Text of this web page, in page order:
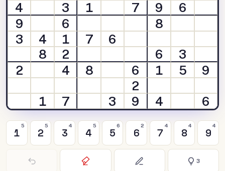
4
3 1 7 9
6
9
6
8
3
4 1 7
6
8
2 6
3
2
4 8 6 1 5
9
2
1
7 3 9 4 6
1
5
2
5
3
4
4
5
5
6
6
2
7
4
8
4
9
4
3